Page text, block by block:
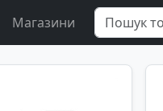
Магазини